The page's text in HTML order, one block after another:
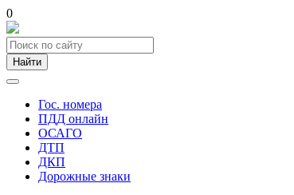
0
Найти
Гос. номера
ПДД онлайн
ОСАГО
ДТП
ДКП
Дорожные знаки